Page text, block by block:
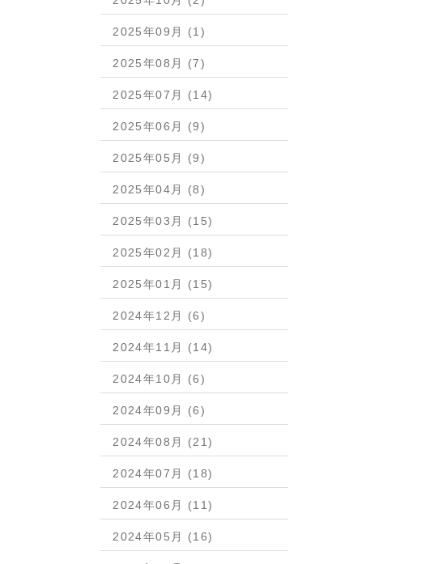
2025年09月 (1)
2025年08月 (7)
2025年07月 (14)
2025年06月 (9)
2025年05月 (9)
2025年04月 (8)
2025年03月 (15)
2025年02月 (18)
2025年01月 (15)
2024年12月 (6)
2024年11月 (14)
2024年10月 (6)
2024年09月 (6)
2024年08月 (21)
2024年07月 (18)
2024年06月 (11)
2024年05月 (16)